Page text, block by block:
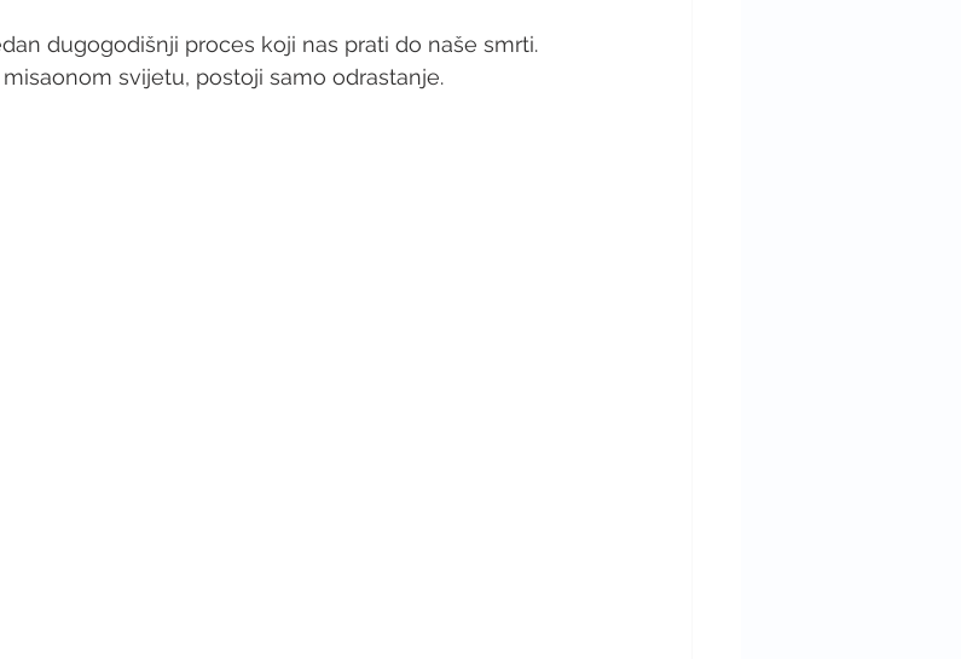
dugogodišnji proces koji nas prati do naše smrti.
svijetu, postoji samo odrastanje.